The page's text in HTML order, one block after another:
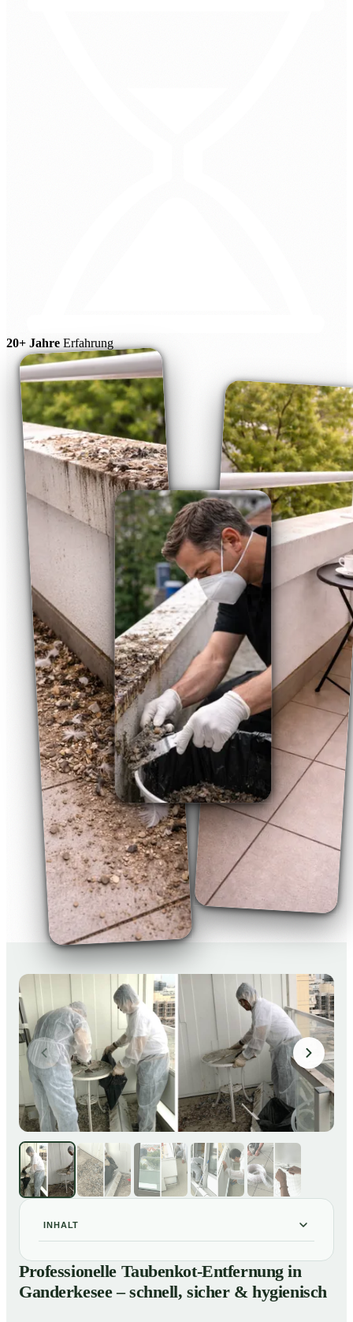
20+ Jahre Erfahrung
INHALT
01 Professionelle Taubenkot-Entfernung in Ganderkesee
– schnell, sicher & hygienisch
Warum professionelle Taubenkot-Entfernung in
Professionelle Taubenkot-Entfernung in
Ganderkesee – schnell, sicher & hygienisch